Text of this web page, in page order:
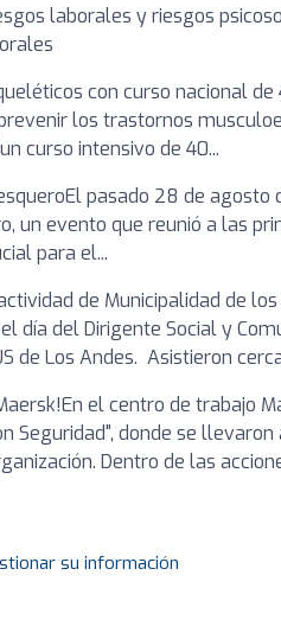
laborales y riesgos
con curso nacional de
los trastornos
curso intensivo de 40...
pasado 28 de agosto
un evento que reunió a las
para el...
de Municipalidad de los
día del Dirigente Social y
de Los Andes. Asistieron
el centro de trabajo
donde se llevaron
Dentro de las
su información